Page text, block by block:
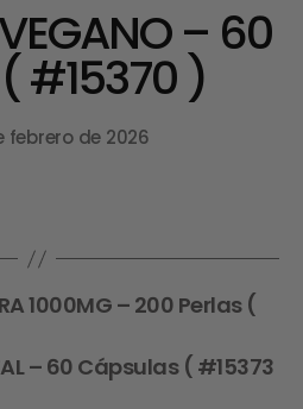
– 60
#15370 )
febrero de 2026
1000MG – 200 Perlas (
– 60 Cápsulas ( #15373